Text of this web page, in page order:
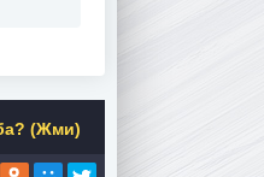
(Жми)